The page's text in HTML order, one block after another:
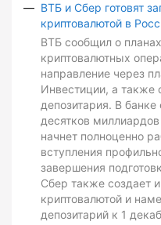
ВТБ и Сбер готовят
криптовалютой в
ВТБ сообщил о
криптовалютных
направление через
Инвестиции, а
депозитария. В
десятков
начнет полноценно
вступления
завершения
Сбер также создает
криптовалютой и
депозитарий к 1